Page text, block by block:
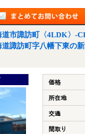
道市諏訪町〈4LDK〉-
道諏訪町字八幡下東の
価格
所在地
交通
間取り